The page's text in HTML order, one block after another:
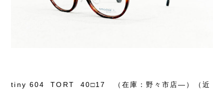
tiny 604 TORT 40□17 （在庫：野々市店―）（近